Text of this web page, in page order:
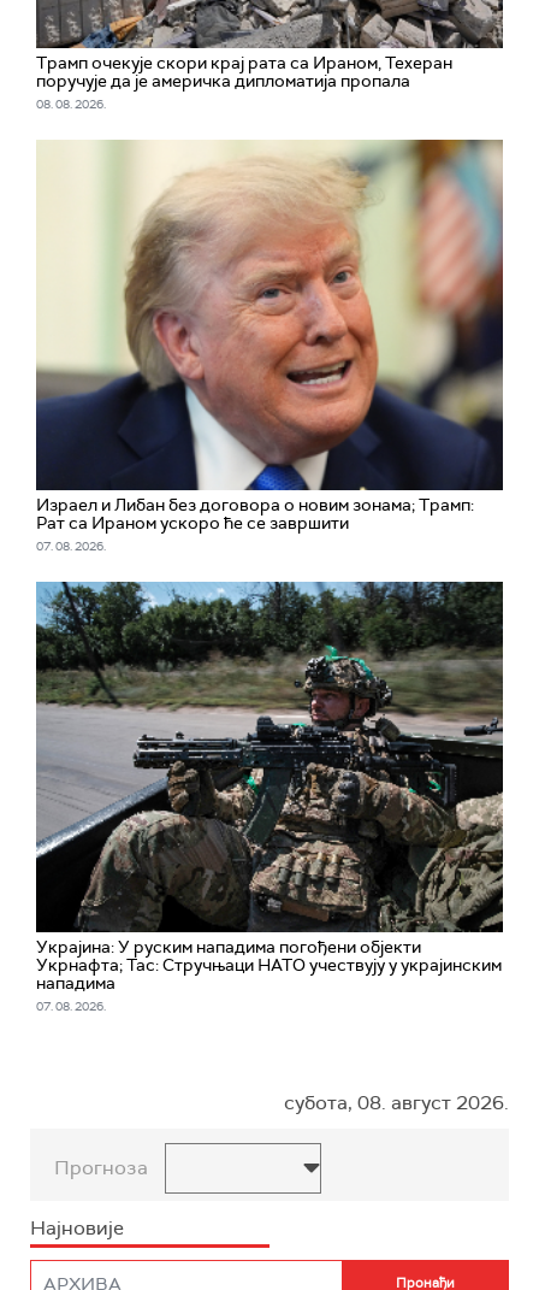
Трамп очекује скори крај рата са Ираном, Техеран
поручује да је америчка дипломатија пропала
08. 08. 2026.
Израел и Либан без договора о новим зонама; Трамп:
Рат са Ираном ускоро ће се завршити
07. 08. 2026.
Украјина: У руским нападима погођени објекти
Укрнафта; Тас: Стручњаци НАТО учествују у украјинским
нападима
07. 08. 2026.
субота, 08. август 2026.
Прогноза
Најновије